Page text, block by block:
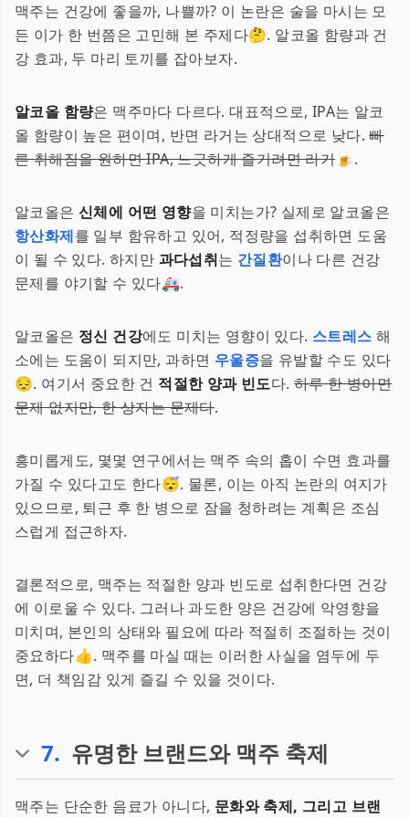
맥주는 건강에 좋을까, 나쁠까? 이 논란은 술을 마시는 모
든 이가 한 번쯤은 고민해 본 주제다🤔. 알코올 함량과 건
강 효과, 두 마리 토끼를 잡아보자.
알코올 함량은 맥주마다 다르다. 대표적으로, IPA는 알코
올 함량이 높은 편이며, 반면 라거는 상대적으로 낮다.빠
른 취해짐을 원하면 IPA, 느긋하게 즐기려면 라거🍺.
알코올은 신체에 어떤 영향을 미치는가? 실제로 알코올은
항산화제를 일부 함유하고 있어, 적정량을 섭취하면 도움
이 될 수 있다. 하지만 과다섭취는 간질환이나 다른 건강
문제를 야기할 수 있다🚑.
알코올은 정신 건강에도 미치는 영향이 있다. 스트레스 해
소에는 도움이 되지만, 과하면 우울증을 유발할 수도 있다
😔. 여기서 중요한 건 적절한 양과 빈도다.하루 한 병이면
문제 없지만, 한 상자는 문제다.
흥미롭게도, 몇몇 연구에서는 맥주 속의 홉이 수면 효과를
가질 수 있다고도 한다😴. 물론, 이는 아직 논란의 여지가
있으므로, 퇴근 후 한 병으로 잠을 청하려는 계획은 조심
스럽게 접근하자.
결론적으로, 맥주는 적절한 양과 빈도로 섭취한다면 건강
에 이로울 수 있다. 그러나 과도한 양은 건강에 악영향을
미치며, 본인의 상태와 필요에 따라 적절히 조절하는 것이
중요하다👍. 맥주를 마실 때는 이러한 사실을 염두에 두
면, 더 책임감 있게 즐길 수 있을 것이다.
7. 유명한 브랜드와 맥주 축제
맥주는 단순한 음료가 아니다, 문화와 축제, 그리고 브랜